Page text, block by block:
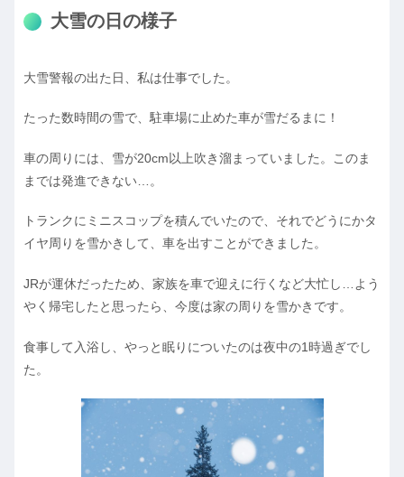
大雪の日の様子
大雪警報の出た日、私は仕事でした。
たった数時間の雪で、駐車場に止めた車が雪だるまに！
車の周りには、雪が20cm以上吹き溜まっていました。このま
までは発進できない…。
トランクにミニスコップを積んでいたので、それでどうにかタ
イヤ周りを雪かきして、車を出すことができました。
JRが運休だったため、家族を車で迎えに行くなど大忙し…よう
やく帰宅したと思ったら、今度は家の周りを雪かきです。
食事して入浴し、やっと眠りについたのは夜中の1時過ぎでし
た。